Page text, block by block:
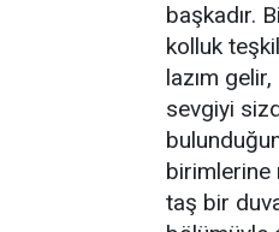
başkadır.
kolluk
lazım
sevgiyi
birimlerine
taş bir